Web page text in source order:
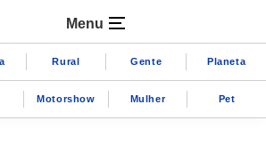
Menu
Rural Gente Planeta
Motorshow Mulher Pet